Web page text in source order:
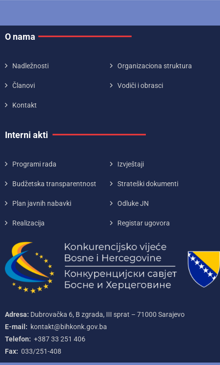
O nama
Nadležnosti Organizaciona struktura
Članovi Vodiči i obrasci
Kontakt
Interni akti
Programi rada Izvještaji
Budžetska transparentnost Strateški dokumenti
Plan javnih nabavki Odluke JN
Realizacija Registar ugovora
Adresa: Dubrovačka 6, B zgrada, III sprat – 71000‌ Sarajevo
E-mail: kontakt@bihkonk.gov.ba
Telefon: +387‌ 33‌ 251‌ 406
Fax: 033/251-408